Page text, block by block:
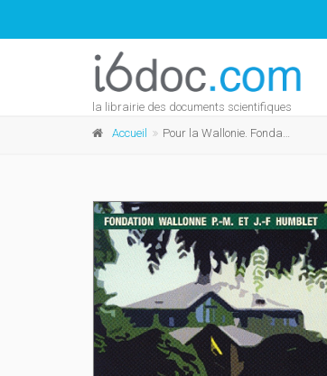
la librairie des documents scientifiques
Accueil Pour la Wallonie. Fondation wallonne P.-M. et J.-F. Humblet Vingt ans d'action wallonne (1987-2007)